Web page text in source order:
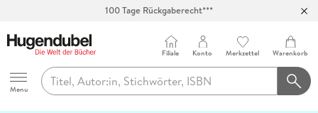
100 Tage Rückgaberecht***
Hugendubel
Menu
Filiale Konto Merkzettel Warenkorb